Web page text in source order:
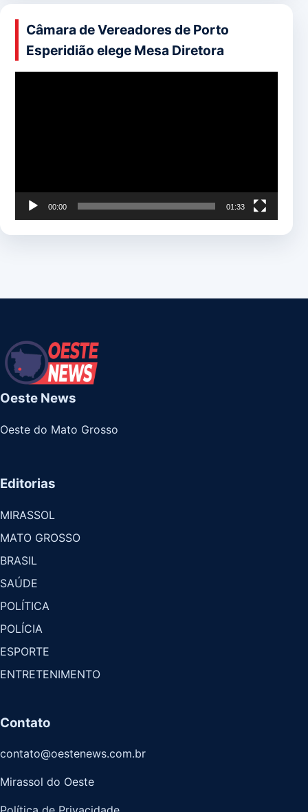
Câmara de Vereadores de Porto
Esperidião elege Mesa Diretora
00:00 01:33
Oeste News
Oeste do Mato Grosso
Editorias
MIRASSOL
MATO GROSSO
BRASIL
SAÚDE
POLÍTICA
POLÍCIA
ESPORTE
ENTRETENIMENTO
Contato
contato@oestenews.com.br
Mirassol do Oeste